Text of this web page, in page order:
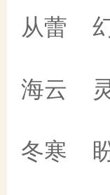
从蕾
海云
冬寒